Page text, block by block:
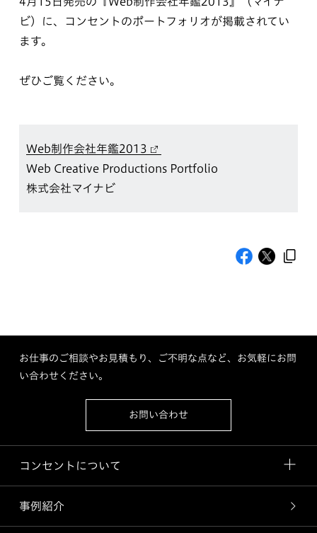
ビ）に、コンセントのポートフォリオが掲載されてい
ます。
ぜひご覧ください。
Web制作会社年鑑2013
Web Creative Productions Portfolio
株式会社マイナビ
お仕事のご相談やお見積もり、ご不明な点など、お気軽にお問
い合わせください。
お問い合わせ
コンセントについて
事例紹介